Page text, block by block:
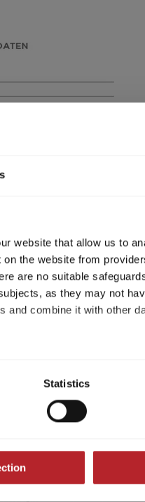
website that allow us to
the website from
are no suitable
as they may not
combine it with other
website, and can be
set on the website, which
Statistics
Schlafplätze
dem Grundriss des